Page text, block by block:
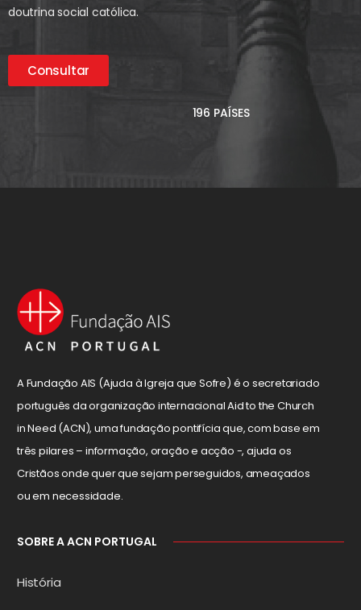
doutrina social católica.
Consultar
196 PAÍSES
A Fundação AIS (Ajuda à Igreja que Sofre) é o secretariado
português da organização internacional Aid to the Church
in Need (ACN), uma fundação pontifícia que, com base em
três pilares – informação, oração e acção -, ajuda os
Cristãos onde quer que sejam perseguidos, ameaçados
ou em necessidade.
SOBRE A ACN PORTUGAL
História